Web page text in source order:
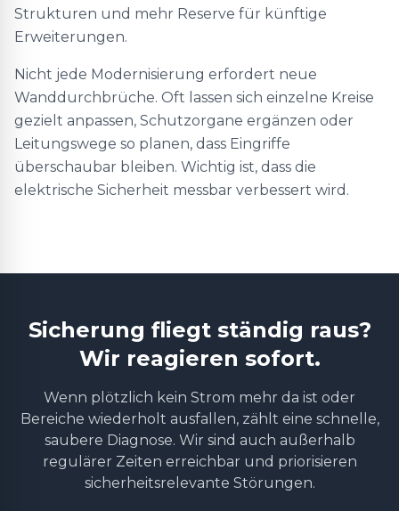
Strukturen und mehr Reserve für künftige
Erweiterungen.
Nicht jede Modernisierung erfordert neue
Wanddurchbrüche. Oft lassen sich einzelne Kreise
gezielt anpassen, Schutzorgane ergänzen oder
Leitungswege so planen, dass Eingriffe
überschaubar bleiben. Wichtig ist, dass die
elektrische Sicherheit messbar verbessert wird.
Sicherung fliegt ständig raus?
Wir reagieren sofort.
Wenn plötzlich kein Strom mehr da ist oder
Bereiche wiederholt ausfallen, zählt eine schnelle,
saubere Diagnose. Wir sind auch außerhalb
regulärer Zeiten erreichbar und priorisieren
sicherheitsrelevante Störungen.